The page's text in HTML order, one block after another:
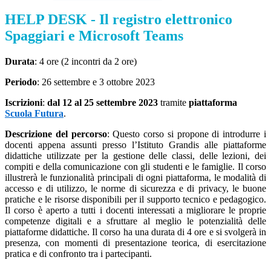
HELP DESK - Il registro elettronico
Spaggiari e Microsoft Teams
Durata: 4 ore (2 incontri da 2 ore)
Periodo: 26 settembre e 3 ottobre 2023
Iscrizioni: dal 12 al 25 settembre 2023 tramite piattaforma
Scuola Futura.
Descrizione del percorso: Questo corso si propone di introdurre i
docenti appena assunti presso l’Istituto Grandis alle piattaforme
didattiche utilizzate per la gestione delle classi, delle lezioni, dei
compiti e della comunicazione con gli studenti e le famiglie. Il corso
illustrerà le funzionalità principali di ogni piattaforma, le modalità di
accesso e di utilizzo, le norme di sicurezza e di privacy, le buone
pratiche e le risorse disponibili per il supporto tecnico e pedagogico.
Il corso è aperto a tutti i docenti interessati a migliorare le proprie
competenze digitali e a sfruttare al meglio le potenzialità delle
piattaforme didattiche. Il corso ha una durata di 4 ore e si svolgerà in
presenza, con momenti di presentazione teorica, di esercitazione
pratica e di confronto tra i partecipanti.